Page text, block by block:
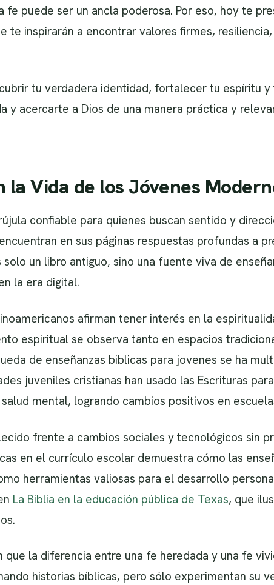
puede ser un ancla poderosa. Por eso, hoy te
te inspirarán a encontrar valores firmes,
tu verdadera identidad, fortalecer tu espíritu
y acercarte a Dios de una manera práctica y
la Vida de los Jóvenes
confiable para quienes buscan sentido y
en sus páginas respuestas profundas a
un libro antiguo, sino una fuente viva de
la era digital.
afirman tener interés en la
espiritual se observa tanto en espacios
de enseñanzas biblicas para jovenes se ha
juveniles cristianas han usado las Escrituras
mental, logrando cambios positivos en
frente a cambios sociales y tecnológicos sin
en el currículo escolar demuestra cómo las
herramientas valiosas para el desarrollo
La Biblia en la educación pública de Texas, que
la diferencia entre una fe heredada y una fe
historias bíblicas, pero sólo experimentan su